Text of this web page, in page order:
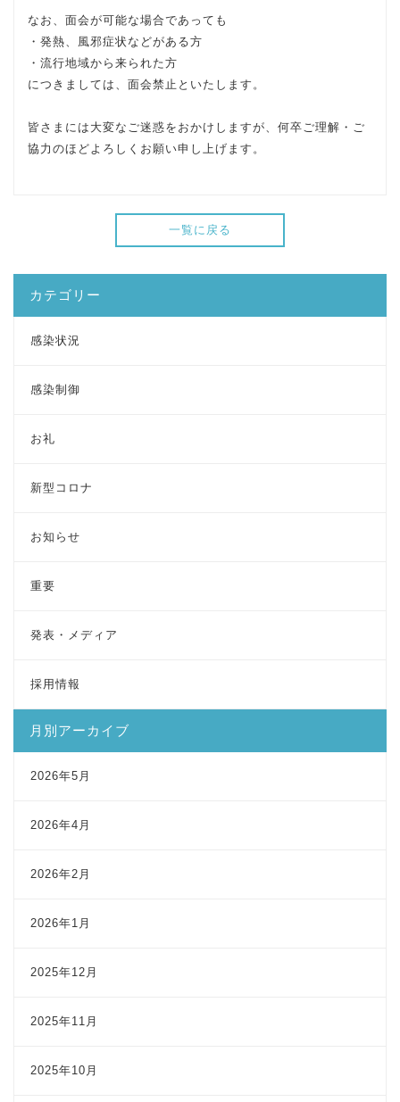
なお、面会が可能な場合であっても
・発熱、風邪症状などがある方
・流行地域から来られた方
につきましては、面会禁止といたします。
皆さまには大変なご迷惑をおかけしますが、何卒ご理解・ご
協力のほどよろしくお願い申し上げます。
一覧に戻る
カテゴリー
感染状況
感染制御
お礼
新型コロナ
お知らせ
重要
発表・メディア
採用情報
月別アーカイブ
2026年5月
2026年4月
2026年2月
2026年1月
2025年12月
2025年11月
2025年10月